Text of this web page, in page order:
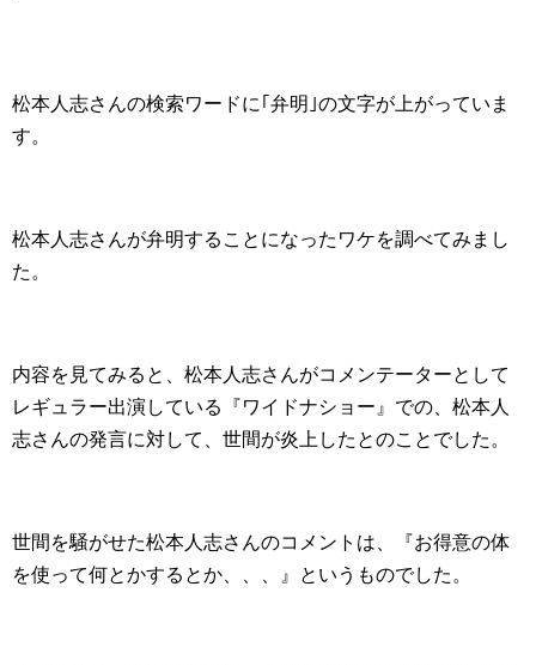
松本人志さんの検索ワードに｢弁明｣の文字が上がっていま
す。
松本人志さんが弁明することになったワケを調べてみまし
た。
内容を見てみると、松本人志さんがコメンテーターとして
レギュラー出演している『ワイドナショー』での、松本人
志さんの発言に対して、世間が炎上したとのことでした。
世間を騒がせた松本人志さんのコメントは、『お得意の体
を使って何とかするとか、、、』というものでした。